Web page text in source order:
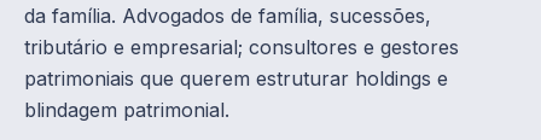
da família. Advogados de família, sucessões,
tributário e empresarial; consultores e gestores
patrimoniais que querem estruturar holdings e
blindagem patrimonial.